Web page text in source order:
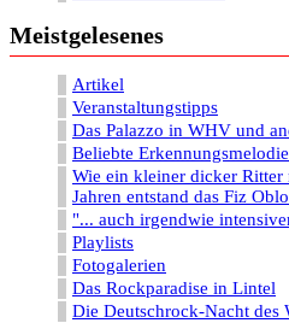
Meistgelesenes
Artikel
Veranstaltungstipps
Das Palazzo in WHV und
Beliebte
Wie ein kleiner dicker
Jahren entstand das Fiz
"... auch irgendwie
Playlists
Fotogalerien
Das Rockparadise in Lintel
Die Deutschrock-Nacht des